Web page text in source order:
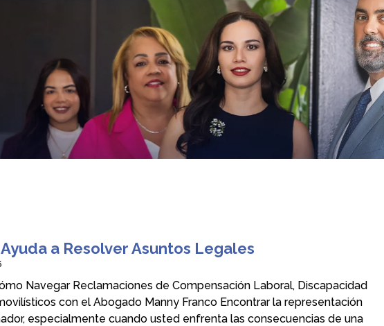
a Resolver Asuntos Legales
Navegar Reclamaciones de Compensación Laboral, Discapacidad
con el Abogado Manny Franco Encontrar la representación
especialmente cuando usted enfrenta las consecuencias de una